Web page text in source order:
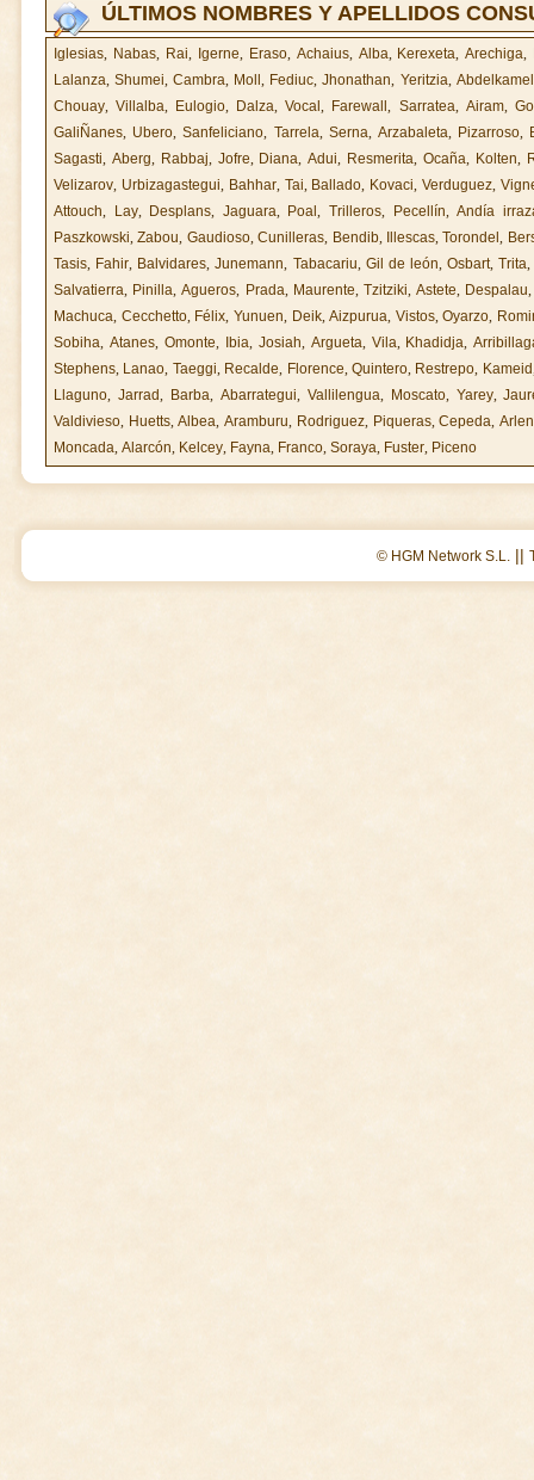
ÚLTIMOS NOMBRES Y APELLIDOS
Iglesias, Nabas, Rai, Igerne, Eraso, Achaius, Alba, Kerexeta,Arechiga,
Lalanza,Shumei,Cambra, Moll, Fediuc,Jhonathan, Yeritzia, Abdelkamel
Chouay,Villalba, Eulogio, Dalza,Vocal, Farewall, Sarratea, Airam,
GaliÑanes, Ubero,Sanfeliciano, Tarrela, Serna, Arzabaleta, Pizarroso,
Sagasti, Aberg, Rabbaj, Jofre, Diana,Adui, Resmerita, Ocaña, Kolten,
Velizarov, Urbizagastegui, Bahhar, Tai, Ballado, Kovaci,Verduguez,
Attouch, Lay, Desplans, Jaguara, Poal, Trilleros, Pecellín,Andía
Paszkowski,Zabou, Gaudioso,Cunilleras, Bendib, Illescas,Torondel,
Tasis, Fahir, Balvidares,Junemann, Tabacariu, Gil de león,Osbart,Trita
Salvatierra, Pinilla,Agueros, Prada, Maurente, Tzitziki,Astete, Despalau
Machuca, Cecchetto, Félix, Yunuen, Deik,Aizpurua, Vistos,Oyarzo,
Sobiha, Atanes, Omonte, Ibia, Josiah, Argueta, Vila, Khadidja,
Stephens, Lanao, Taeggi, Recalde, Florence, Quintero, Restrepo, Kameid
Llaguno, Jarrad, Barba, Abarrategui, Vallilengua, Moscato, Yarey,
Valdivieso, Huetts,Albea,Aramburu, Rodriguez, Piqueras,Cepeda,
Moncada, Alarcón, Kelcey, Fayna, Franco, Soraya, Fuster, Piceno
© HGM Network S.L. ||